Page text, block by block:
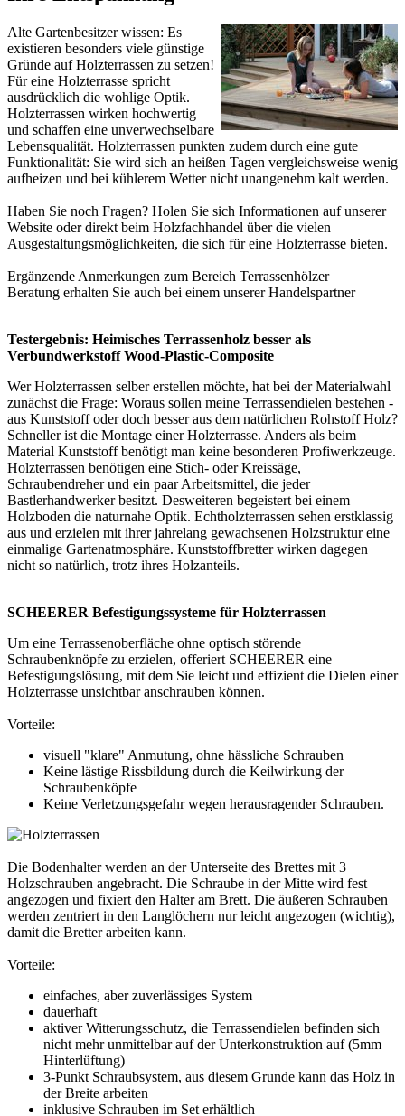
Alte Gartenbesitzer wissen: Es
existieren besonders viele günstige
Gründe auf Holzterrassen zu setzen!
Für eine Holzterrasse spricht
ausdrücklich die wohlige Optik.
Holzterrassen wirken hochwertig
und schaffen eine unverwechselbare
Lebensqualität. Holzterrassen punkten zudem durch eine gute
Funktionalität: Sie wird sich an heißen Tagen vergleichsweise wenig
aufheizen und bei kühlerem Wetter nicht unangenehm kalt werden.
Haben Sie noch Fragen? Holen Sie sich Informationen auf unserer
Website oder direkt beim Holzfachhandel über die vielen
Ausgestaltungsmöglichkeiten, die sich für eine Holzterrasse bieten.
Ergänzende Anmerkungen zum Bereich Terrassenhölzer
Beratung erhalten Sie auch bei einem unsererHandelspartner
Testergebnis: Heimisches Terrassenholz besser als
Verbundwerkstoff Wood-Plastic-Composite
Wer Holzterrassen selber erstellen möchte, hat bei der Materialwahl
zunächst die Frage: Woraus sollen meine Terrassendielen bestehen -
aus Kunststoff oder doch besser aus dem natürlichen Rohstoff Holz?
Schneller ist die Montage einer Holzterrasse. Anders als beim
Material Kunststoff benötigt man keine besonderen Profiwerkzeuge.
Holzterrassen benötigen eine Stich- oder Kreissäge,
Schraubendreher und ein paar Arbeitsmittel, die jeder
Bastlerhandwerker besitzt. Desweiteren begeistert bei einem
Holzboden die naturnahe Optik. Echtholzterrassen sehen erstklassig
aus und erzielen mit ihrer jahrelang gewachsenen Holzstruktur eine
einmalige Gartenatmosphäre. Kunststoffbretter wirken dagegen
nicht so natürlich, trotz ihres Holzanteils.
SCHEERER Befestigungssysteme für Holzterrassen
Um eine Terrassenoberfläche ohne optisch störende
Schraubenknöpfe zu erzielen, offeriert SCHEERER eine
Befestigungslösung, mit dem Sie leicht und effizient die Dielen einer
Holzterrasse unsichtbar anschrauben können.
Vorteile:
visuell "klare" Anmutung, ohne hässliche Schrauben
Keine lästige Rissbildung durch die Keilwirkung der
Schraubenköpfe
Keine Verletzungsgefahr wegen herausragender Schrauben.
Die Bodenhalter werden an der Unterseite des Brettes mit 3
Holzschrauben angebracht. Die Schraube in der Mitte wird fest
angezogen und fixiert den Halter am Brett. Die äußeren Schrauben
werden zentriert in den Langlöchern nur leicht angezogen (wichtig),
damit die Bretter arbeiten kann.
Vorteile:
einfaches, aber zuverlässiges System
dauerhaft
aktiver Witterungsschutz, die Terrassendielen befinden sich
nicht mehr unmittelbar auf der Unterkonstruktion auf (5mm
Hinterlüftung)
3-Punkt Schraubsystem, aus diesem Grunde kann das Holz in
der Breite arbeiten
inklusive Schrauben im Set erhältlich